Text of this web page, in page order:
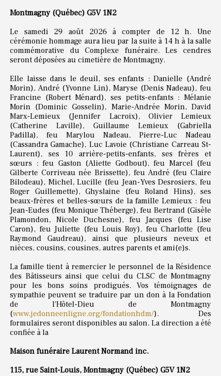
Montmagny (Québec) G5V 1N2
Le samedi 29 août 2026 à compter de 12 h. Une
cérémonie hommage aura lieu par la suite à 14 h à la salle
commémorative du Complexe funéraire. Les cendres
seront déposées au cimetière de Montmagny.
Elle laisse dans le deuil, ses enfants : Danielle (André
Morin), André (Yvonne Lin), Maryse (Denis Nadeau), feu
Francine (Robert Ménard), ses petits-enfants : Mélanie
Morin (Dominic Gosselin), Marie-Andrée Morin, David
Marx-Lemieux (Jennifer Lacroix), Olivier Lemieux
(Catherine Laville), Guillaume Lemieux (Gabriella
Padilla), feu Marylou Nadeau, Pierre-Luc Nadeau
(Cassandra Gamache), Luc Lavoie (Christiane Carreau St-
Laurent), ses 10 arrière-petits-enfants, ses frères et
sœurs : feu Gaston (Aliette Godbout), feu Marcel (feu
Gilberte Corriveau née Brissette), feu André (feu Claire
Bilodeau), Michel, Lucille (feu Jean-Yves Desrosiers, feu
Roger Guillemette), Ghyslaine (feu Roland Hins), ses
beaux-frères et belles-sœurs de la famille Lemieux : feu
Jean-Eudes (feu Monique Théberge), feu Bertrand (Gisèle
Plamondon, Nicole Duchesne), feu Jacques (feu Lise
Caron), feu Juliette (feu Louis Roy), feu Charlotte (feu
Raymond Gaudreau), ainsi que plusieurs neveux et
nièces, cousins, cousines, autres parents et ami(e)s.
La famille tient à remercier le personnel de la Résidence
des Bâtisseurs ainsi que celui du CLSC de Montmagny
pour les bons soins prodigués. Vos témoignages de
sympathie peuvent se traduire par un don à la Fondation
de l'Hôtel-Dieu de Montmagny
(www.jedonneenligne.org/fondationhdm/). Des
formulaires seront disponibles au salon. La direction a été
confiée à la
Maison funéraire Laurent Normand inc.
115, rue Saint-Louis, Montmagny (Québec) G5V 1N2